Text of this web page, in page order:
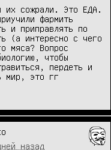
их сожрали. Это ЕДА.
фармить
и приправлять по
(а интересно с чего
мяса? Вопрос
чтобы
пердеть и
мир, это гг
назад